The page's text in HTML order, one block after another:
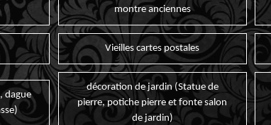
montre anciennes
Vieilles cartes postales
dague
décoration de jardin (Statue de
pierre, potiche pierre et fonte salon
de jardin)